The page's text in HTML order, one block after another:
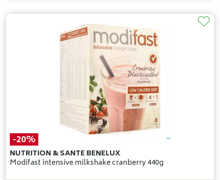
-20%
NUTRITION & SANTE BENELUX
Modifast intensive milkshake cranberry 440g